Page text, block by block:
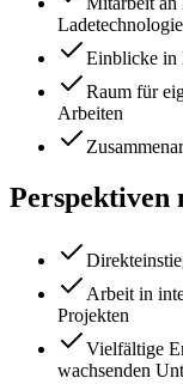
Einblicke in
Raum für
Arbeiten
Perspektiven
Arbeit in
Projekten
Vielfältige
wachsenden